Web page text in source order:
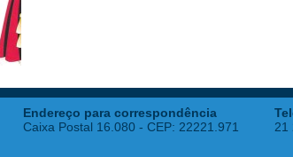
Endereço para correspondência
Caixa Postal 16.080 - CEP: 22221.971
21